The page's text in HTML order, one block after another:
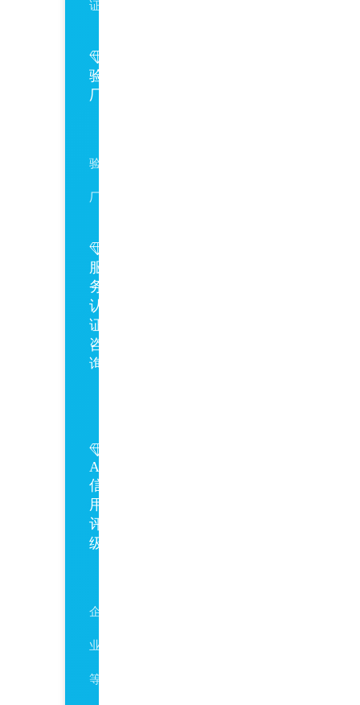
证
验
厂
验
厂
服
务
认
证
咨
询
AAA
信
用
评
级
企
业
等